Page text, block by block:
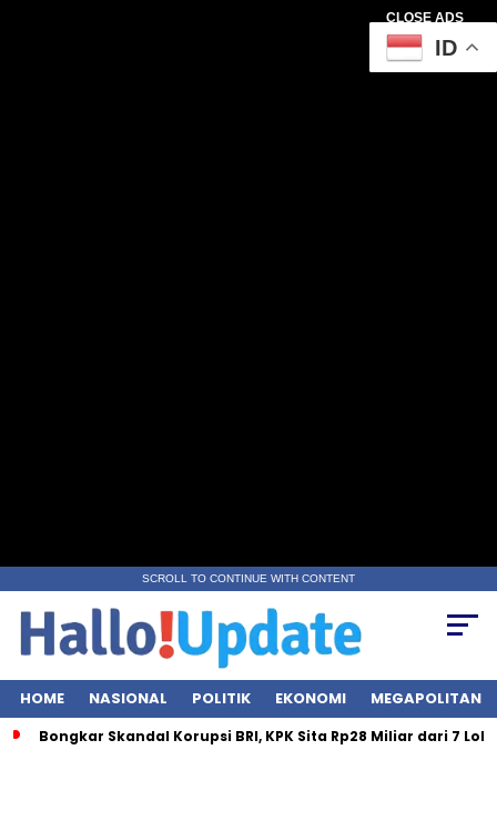
CLOSE ADS
SCROLL TO CONTINUE WITH CONTENT
HOME NASIONAL POLITIK EKONOMI MEGAPOLITAN
Skandal Korupsi BRI, KPK Sita Rp28 Miliar dari 7 Lokasi!
ID